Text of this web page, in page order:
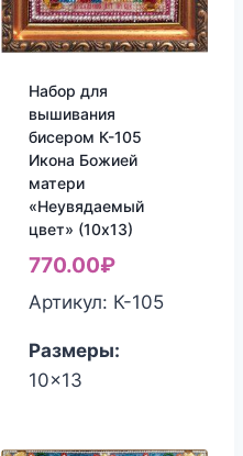
Набор для
вышивания
бисером К-105
Икона Божией
матери
«Неувядаемый
цвет» (10х13)
770.00₽
Артикул: К-105
Размеры:
10x13